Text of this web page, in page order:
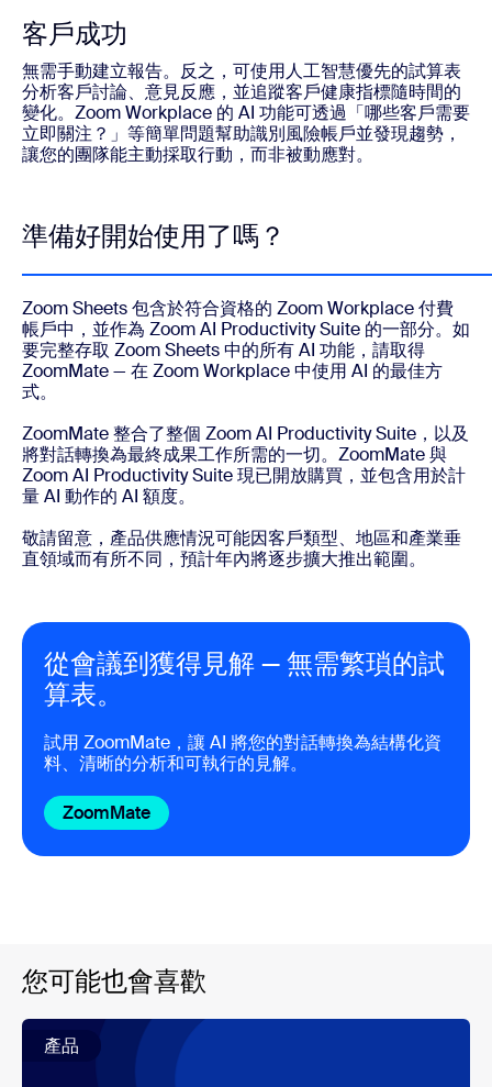
客戶成功
無需手動建立報告。反之，可使用人工智慧優先的試算表
分析客戶討論、意見反應，並追蹤客戶健康指標隨時間的
變化。Zoom Workplace 的 AI 功能可透過「哪些客戶需要
立即關注？」等簡單問題幫助識別風險帳戶並發現趨勢，
讓您的團隊能主動採取行動，而非被動應對。
準備好開始使用了嗎？
Zoom Sheets 包含於符合資格的 Zoom Workplace 付費
帳戶中，並作為 Zoom AI Productivity Suite 的一部分。如
要完整存取 Zoom Sheets 中的所有 AI 功能，請取得
ZoomMate — 在 Zoom Workplace 中使用 AI 的最佳方
式。
ZoomMate 整合了整個 Zoom AI Productivity Suite，以及
將對話轉換為最終成果工作所需的一切。ZoomMate 與
Zoom AI Productivity Suite 現已開放購買，並包含用於計
量 AI 動作的 AI 額度。
敬請留意，產品供應情況可能因客戶類型、地區和產業垂
直領域而有所不同，預計年內將逐步擴大推出範圍。
從會議到獲得見解 — 無需繁瑣的試
算表。
試用 ZoomMate，讓 AI 將您的對話轉換為結構化資
料、清晰的分析和可執行的見解。
ZoomMate
您可能也會喜歡
產品